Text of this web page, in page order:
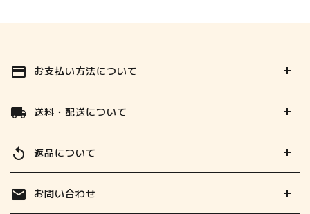
payment お支払い方法について
local_shipping 送料・配送について
replay 返品について
mail お問い合わせ